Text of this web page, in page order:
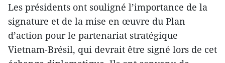
Les présidents ont souligné l’importance de la
signature et de la mise en œuvre du Plan
d’action pour le partenariat stratégique
Vietnam-Brésil, qui devrait être signé lors de cet